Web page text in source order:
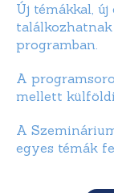
Új témákkal,
találkozhatnak
programban.
A
mellett
A
egyes témák